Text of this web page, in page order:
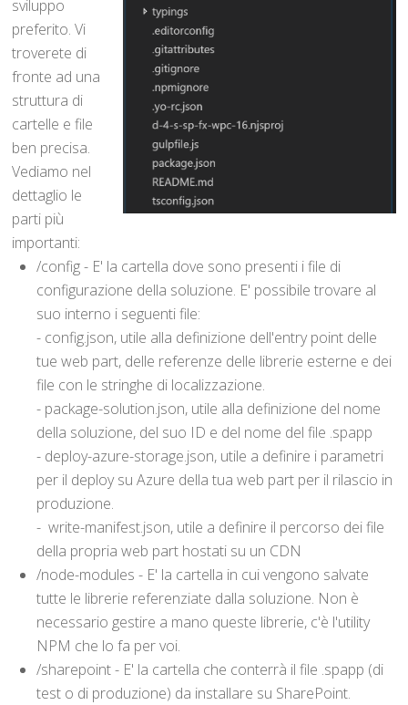
sviluppo
preferito. Vi
troverete di
fronte ad una
struttura di
cartelle e file
ben precisa.
Vediamo nel
dettaglio le
parti più
importanti:
/config - E' la cartella dove sono presenti i file di
configurazione della soluzione. E' possibile trovare al
suo interno i seguenti file:
- config.json, utile alla definizione dell'entry point delle
tue web part, delle referenze delle librerie esterne e dei
file con le stringhe di localizzazione.
- package-solution.json, utile alla definizione del nome
della soluzione, del suo ID e del nome del file .spapp
- deploy-azure-storage.json, utile a definire i parametri
per il deploy su Azure della tua web part per il rilascio in
produzione.
- write-manifest.json, utile a definire il percorso dei file
della propria web part hostati su un CDN
/node-modules - E' la cartella in cui vengono salvate
tutte le librerie referenziate dalla soluzione. Non è
necessario gestire a mano queste librerie, c'è l'utility
NPM che lo fa per voi.
/sharepoint - E' la cartella che conterrà il file .spapp (di
test o di produzione) da installare su SharePoint.